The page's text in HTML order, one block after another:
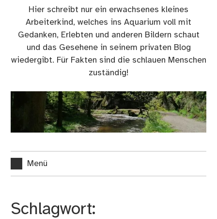
Hier schreibt nur ein erwachsenes kleines
Arbeiterkind, welches ins Aquarium voll mit
Gedanken, Erlebten und anderen Bildern schaut
und das Gesehene in seinem privaten Blog
wiedergibt. Für Fakten sind die schlauen Menschen
zuständig!
Menü
Schlagwort: